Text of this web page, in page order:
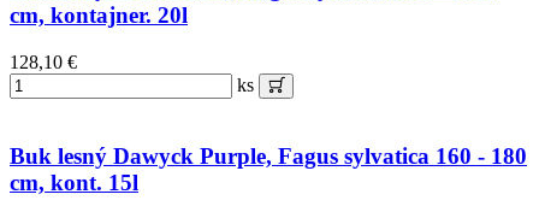
cm, kontajner. 20l
128,10 €
ks
Buk lesný Dawyck Purple, Fagus sylvatica 160 - 180
cm, kont. 15l